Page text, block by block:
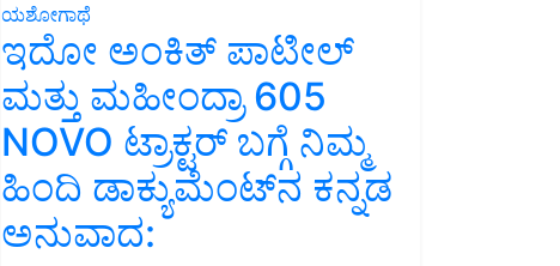
ಯಶೋಗಾಥೆ
ಇದೋ ಅಂಕಿತ್ ಪಾಟೀಲ್
ಮತ್ತು ಮಹೀಂದ್ರಾ 605
NOVO ಟ್ರಾಕ್ಟರ್ ಬಗ್ಗೆ ನಿಮ್ಮ
ಹಿಂದಿ ಡಾಕ್ಯುಮೆಂಟ್‌ನ ಕನ್ನಡ
ಅನುವಾದ: